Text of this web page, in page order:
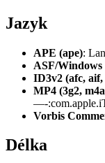
Jazyk
APE (ape):
ASF/Windows
ID3v2 (afc,
MP4 (3g2,
—-
Vorbis
Délka